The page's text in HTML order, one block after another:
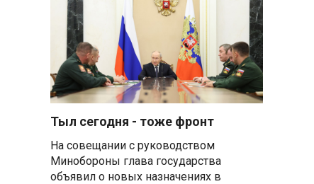
Тыл сегодня - тоже фронт
На совещании с руководством
Минобороны глава государства
объявил о новых назначениях в